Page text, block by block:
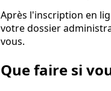
Après l'inscription en
votre dossier
vous.
Que faire si